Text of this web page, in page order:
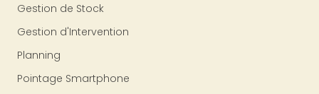
Gestion de Stock
Gestion d'Intervention
Planning
Pointage Smartphone